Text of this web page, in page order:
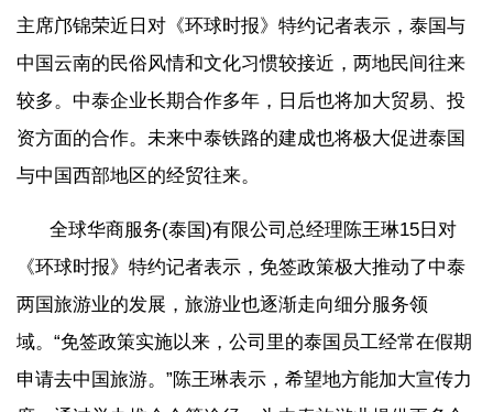
主席邝锦荣近日对《环球时报》特约记者表示，泰国与
中国云南的民俗风情和文化习惯较接近，两地民间往来
较多。中泰企业长期合作多年，日后也将加大贸易、投
资方面的合作。未来中泰铁路的建成也将极大促进泰国
与中国西部地区的经贸往来。
全球华商服务(泰国)有限公司总经理陈王琳15日对
《环球时报》特约记者表示，免签政策极大推动了中泰
两国旅游业的发展，旅游业也逐渐走向细分服务领
域。“免签政策实施以来，公司里的泰国员工经常在假期
申请去中国旅游。”陈王琳表示，希望地方能加大宣传力